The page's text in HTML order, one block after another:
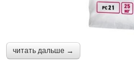
читать дальше →